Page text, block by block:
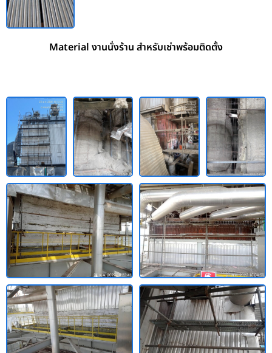
Material งานนั่งร้าน สำหรับเช่าพร้อมติดตั้ง